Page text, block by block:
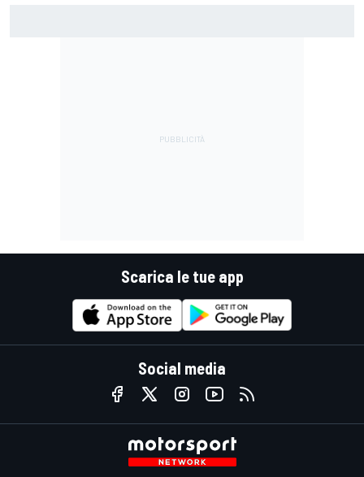
Scarica le tue app
Social media